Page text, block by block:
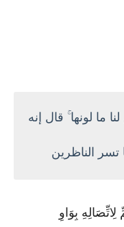
ما لونها ۚ قال إنه
تسر الناظرين
بِوَاوِ